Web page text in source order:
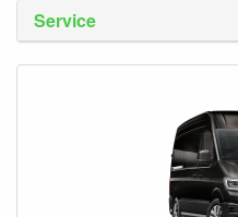
Service